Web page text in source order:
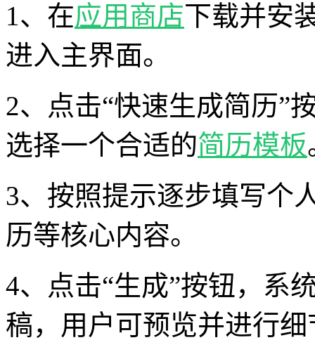
1、在应用商店下载并安
进入主界面。
2、点击“快速生成简历”
选择一个合适的简历模板
3、按照提示逐步填写个
历等核心内容。
4、点击“生成”按钮，系
稿，用户可预览并进行